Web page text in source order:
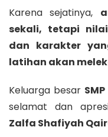
Karena sejatinya,
sekali, tetapi
dan karakter
latihan akan
Keluarga besar
selamat dan
Zalfa Shafiyah